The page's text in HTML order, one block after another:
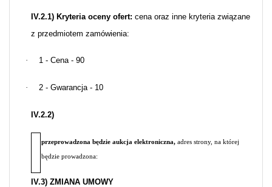
IV.2.1) Kryteria oceny ofert: cena oraz inne kryteria związane
z przedmiotem zamówienia:
· 1 - Cena - 90
· 2 - Gwarancja - 10
IV.2.2)
przeprowadzona będzie aukcja elektroniczna, adres strony, na której
będzie prowadzona:
IV.3) ZMIANA UMOWY